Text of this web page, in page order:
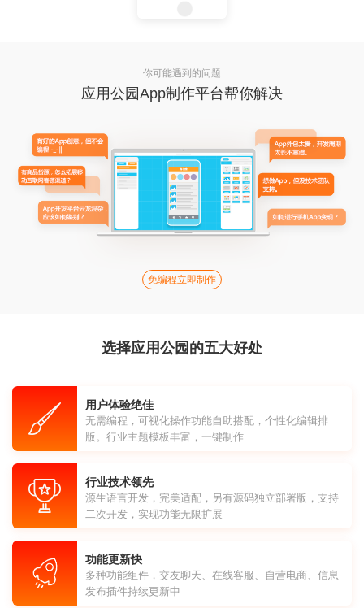
你可能遇到的问题
应用公园App制作平台帮你解决
免编程立即制作
选择应用公园的五大好处
用户体验绝佳
无需编程，可视化操作功能自助搭配，个性化编辑排
版。行业主题模板丰富，一键制作
行业技术领先
源生语言开发，完美适配，另有源码独立部署版，支持
二次开发，实现功能无限扩展
功能更新快
多种功能组件，交友聊天、在线客服、自营电商、信息
发布插件持续更新中